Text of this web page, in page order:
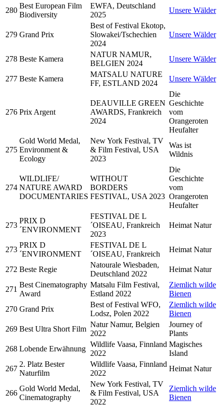
280
Best European Film
Biodiversity
EWFA, Deutschland
2025
Unsere Wälder
279 Grand Prix
Best of Festival Ekotop,
Slowakei/Tschechien
2024
Unsere Wälder
278 Beste Kamera
NATUR NAMUR,
BELGIEN 2024
Unsere Wälder
277 Beste Kamera
MATSALU NATURE
FF, ESTLAND 2024
Unsere Wälder
276 Prix Argent
DEAUVILLE GREEN
AWARDS, Frankreich
2024
Die
Geschichte
vom
Orangeroten
Heufalter
275
Gold World Medal,
Environment &
Ecology
New York Festival, TV
& Film Festival, USA
2023
Was ist
Wildnis
274
WILDLIFE/
NATURE AWARD
DOCUMENTARIES
WITHOUT
BORDERS
FESTIVAL, USA 2023
Die
Geschichte
vom
Orangeroten
Heufalter
273
PRIX D
´ENVIRONMENT
FESTIVAL DE L
´OISEAU, Frankreich
2023
Heimat Natur
273
PRIX D
´ENVIRONMENT
FESTIVAL DE L
´OISEAU, Frankreich
Heimat Natur
272 Beste Regie
Natourale Wiesbaden,
Deutschland 2022
Heimat Natur
271
Best Cinematography
Award
Matsalu Film Festival,
Estland 2022
Ziemlich wilde
Bienen
270 Grand Prix
Best of Festival WFO,
Lodsz, Polen 2022
Ziemlich wilde
Bienen
269 Best Ultra Short Film
Natur Namur, Belgien
2022
Journey of
Plants
268 Lobende Erwähnung
Wildlife Vaasa, Finnland
2022
Magisches
Island
267
2. Platz Bester
Naturfilm
Wildlife Vaasa, Finnland
2022
Heimat Natur
266
Gold World Medal,
Cinematography
New York Festival, TV
& Film Festival, USA
2022
Ziemlich wilde
Bienen